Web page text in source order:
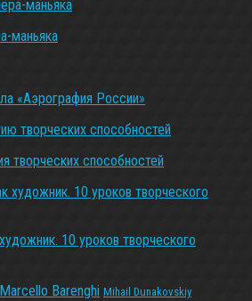
маньяка
«Аэрография России»
творческих способностей
10 уроков творческого
Marcello Barenghi Mihail Dunakovskiy